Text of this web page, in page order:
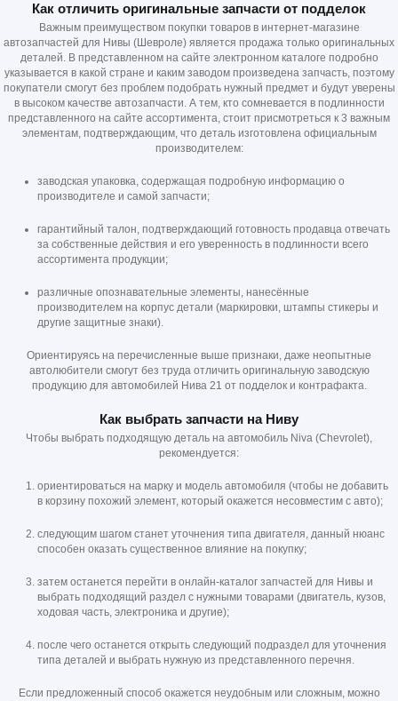
Как отличить оригинальные запчасти от подделок
Важным преимуществом покупки товаров в интернет-магазине
автозапчастей для Нивы (Шевроле) является продажа только оригинальных
деталей. В представленном на сайте электронном каталоге подробно
указывается в какой стране и каким заводом произведена запчасть, поэтому
покупатели смогут без проблем подобрать нужный предмет и будут уверены
в высоком качестве автозапчасти. А тем, кто сомневается в подлинности
представленного на сайте ассортимента, стоит присмотреться к 3 важным
элементам, подтверждающим, что деталь изготовлена официальным
производителем:
заводская упаковка, содержащая подробную информацию о
производителе и самой запчасти;
гарантийный талон, подтверждающий готовность продавца отвечать
за собственные действия и его уверенность в подлинности всего
ассортимента продукции;
различные опознавательные элементы, нанесённые
производителем на корпус детали (маркировки, штампы стикеры и
другие защитные знаки).
Ориентируясь на перечисленные выше признаки, даже неопытные
автолюбители смогут без труда отличить оригинальную заводскую
продукцию для автомобилей Нива 21 от подделок и контрафакта.
Как выбрать запчасти на Ниву
Чтобы выбрать подходящую деталь на автомобиль Niva (Chevrolet),
рекомендуется:
ориентироваться на марку и модель автомобиля (чтобы не добавить
в корзину похожий элемент, который окажется несовместим с авто);
следующим шагом станет уточнения типа двигателя, данный нюанс
способен оказать существенное влияние на покупку;
затем останется перейти в онлайн-каталог запчастей для Нивы и
выбрать подходящий раздел с нужными товарами (двигатель, кузов,
ходовая часть, электроника и другие);
после чего останется открыть следующий подраздел для уточнения
типа деталей и выбрать нужную из представленного перечня.
Если предложенный способ окажется неудобным или сложным, можно